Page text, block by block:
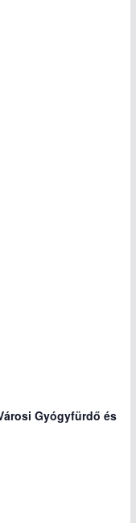
Gyógyfürdő és